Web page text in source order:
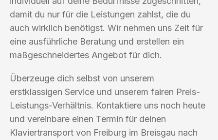
damit du nur für die Leistungen zahlst, die du
auch wirklich benötigst. Wir nehmen uns Zeit für
eine ausführliche Beratung und erstellen ein
maßgeschneidertes Angebot für dich.
Überzeuge dich selbst von unserem
erstklassigen Service und unserem fairen Preis-
Leistungs-Verhältnis. Kontaktiere uns noch heute
und vereinbare einen Termin für deinen
Klaviertransport von Freiburg im Breisgau nach